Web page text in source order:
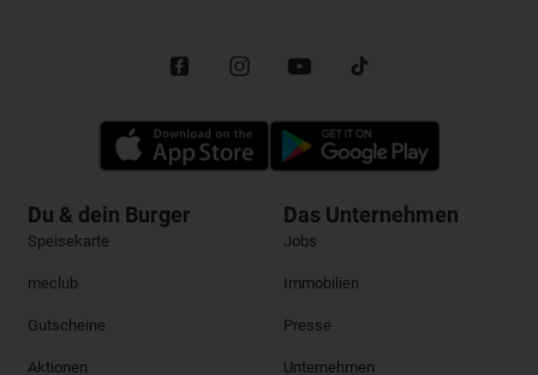
Du & dein Burger
Speisekarte
meclub
Gutscheine
Aktionen
Das Unternehmen
Jobs
Immobilien
Presse
Unternehmen